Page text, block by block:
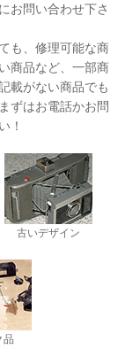
お問い合わせ下さ
も、修理可能な商
商品など、一部商
載がない商品でも
ずはお電話かお問
！
古いデザイン
品